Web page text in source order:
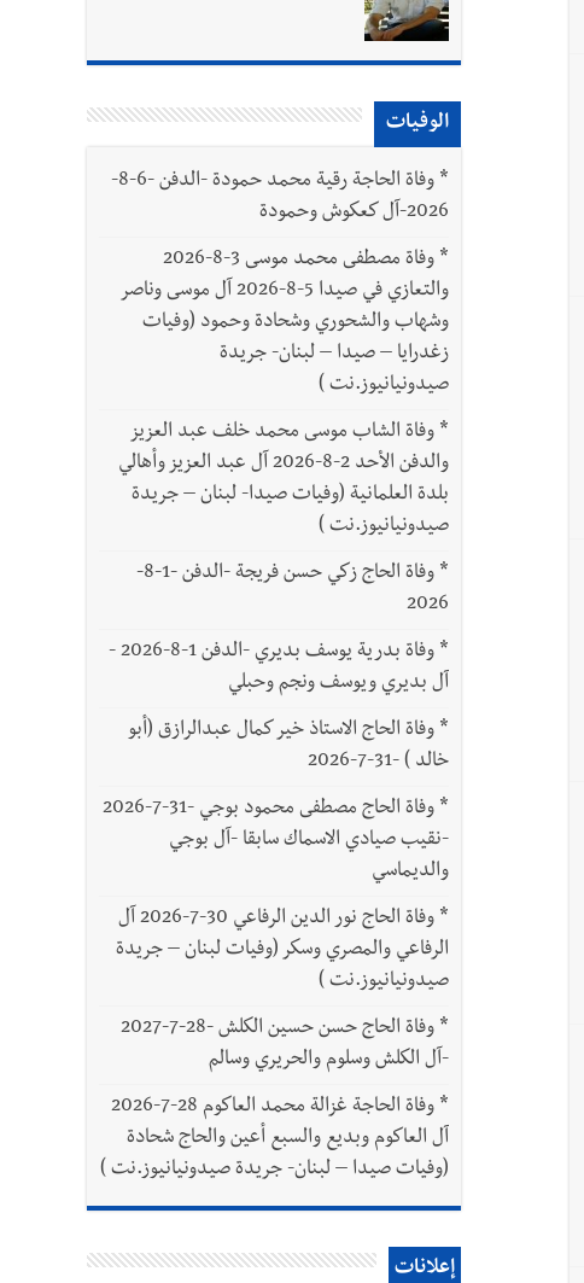
خلف الحبتور : 112 شهيداً شُيّعوا في ‫غزة‬ بعد أن بقوا تحت الأنقاض منذ عام 2023: أيُعقل أن يبقى الشعب الفلسطيني يعيش كل هذا الألم؟ وإلى متى
الوفيات
*
وفاة الحاجة رقية محمد حمودة -الدفن -6-8-
2026-آل كعكوش وحمودة
*
وفاة مصطفى محمد موسى 3-8-2026
والتعازي في صيدا 5-8-2026 آل موسى وناصر
وشهاب والشحوري وشحادة وحمود (وفيات
زغدرايا – صيدا – لبنان- جريدة
صيدونيانيوز.نت )
* وفاة الشاب موسى محمد خلف عبد العزيز
والدفن الأحد 2-8-2026 آل عبد العزيز وأهالي
بلدة العلمانية (وفيات صيدا- لبنان – جريدة
صيدونيانيوز.نت )
*
وفاة الحاج زكي حسن فريجة -الدفن -1-8-
2026
*
وفاة بدرية يوسف بديري -الدفن 1-8-2026 -
آل بديري ويوسف ونجم وحبلي
* وفاة الحاج الاستاذ خير كمال عبدالرازق (أبو
خالد ) -31-7-2026
*
وفاة الحاج مصطفى محمود بوجي -31-7-2026
-نقيب صيادي الاسماك سابقا -آل بوجي
والديماسي
*
وفاة الحاج نور الدين الرفاعي 30-7-2026 آل
الرفاعي والمصري وسكر (وفيات لبنان – جريدة
صيدونيانيوز.نت )
*
وفاة الحاج حسن حسين الكلش -28-7-2027
-آل الكلش وسلوم والحريري وسالم
*
وفاة الحاجة غزالة محمد العاكوم 28-7-2026
آل العاكوم وبديع والسبع أعين والحاج شحادة
(وفيات صيدا – لبنان- جريدة صيدونيانيوز.نت )
إعلانات